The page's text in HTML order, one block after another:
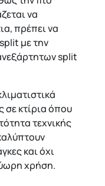
να
πρέπει να
με την
split
σε κτίρια όπου
τεχνικής
και όχι
χρήση.